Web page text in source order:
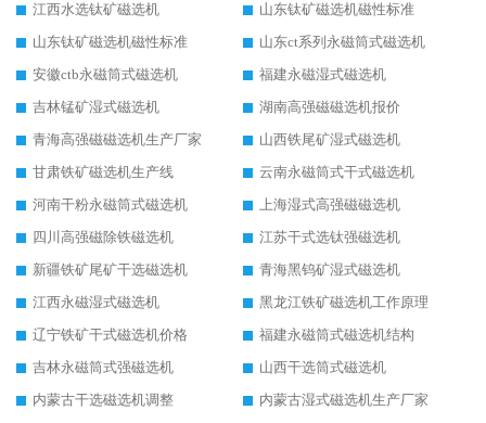
江西水选钛矿磁选机
山东钛矿磁选机磁性标准
山东钛矿磁选机磁性标准
山东ct系列永磁筒式磁选机
安徽ctb永磁筒式磁选机
福建永磁湿式磁选机
吉林锰矿湿式磁选机
湖南高强磁磁选机报价
青海高强磁磁选机生产厂家
山西铁尾矿湿式磁选机
甘肃铁矿磁选机生产线
云南永磁筒式干式磁选机
河南干粉永磁筒式磁选机
上海湿式高强磁磁选机
四川高强磁除铁磁选机
江苏干式选钛强磁选机
新疆铁矿尾矿干选磁选机
青海黑钨矿湿式磁选机
江西永磁湿式磁选机
黑龙江铁矿磁选机工作原理
辽宁铁矿干式磁选机价格
福建永磁筒式磁选机结构
吉林永磁筒式强磁选机
山西干选筒式磁选机
内蒙古干选磁选机调整
内蒙古湿式磁选机生产厂家